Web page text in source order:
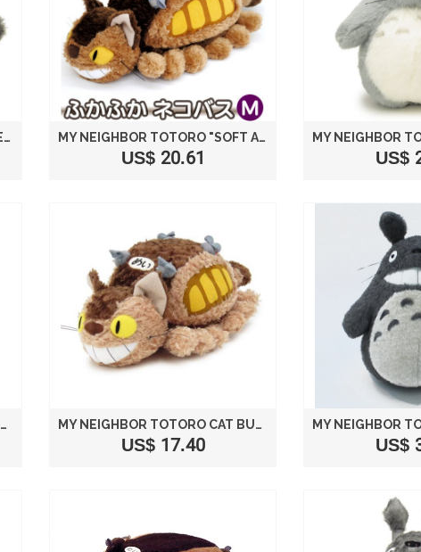
MY NEIGHBOR TOTORO STUFFED BIG TOTORO DARK GRAY SIZE M /STUDIO GHIBLI MY NEIGHBOR TOTORO "SOFT AND FLUFFY CAT BUS" STUFFED M SIZE (26.5CM) BROWN
US$ 20.61 US$
MY NEIGHBOR TOTORO SMALL TOTORO STUFFED M MY NEIGHBOR TOTORO CAT BUS PLUSH STUFFED SIZE M /STUDIO GHIBLI
US$ 17.40 US$